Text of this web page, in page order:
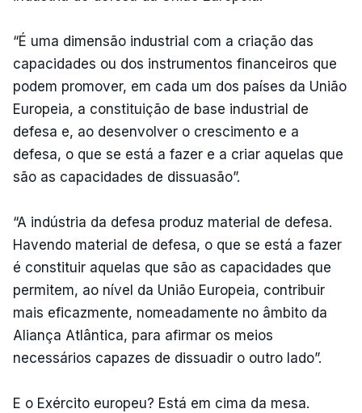
“É uma dimensão industrial com a criação das
capacidades ou dos instrumentos financeiros que
podem promover, em cada um dos países da União
Europeia, a constituição de base industrial de
defesa e, ao desenvolver o crescimento e a
defesa, o que se está a fazer e a criar aquelas que
são as capacidades de dissuasão”.
“A indústria da defesa produz material de defesa.
Havendo material de defesa, o que se está a fazer
é constituir aquelas que são as capacidades que
permitem, ao nível da União Europeia, contribuir
mais eficazmente, nomeadamente no âmbito da
Aliança Atlântica, para afirmar os meios
necessários capazes de dissuadir o outro lado”.
E o Exército europeu? Está em cima da mesa.